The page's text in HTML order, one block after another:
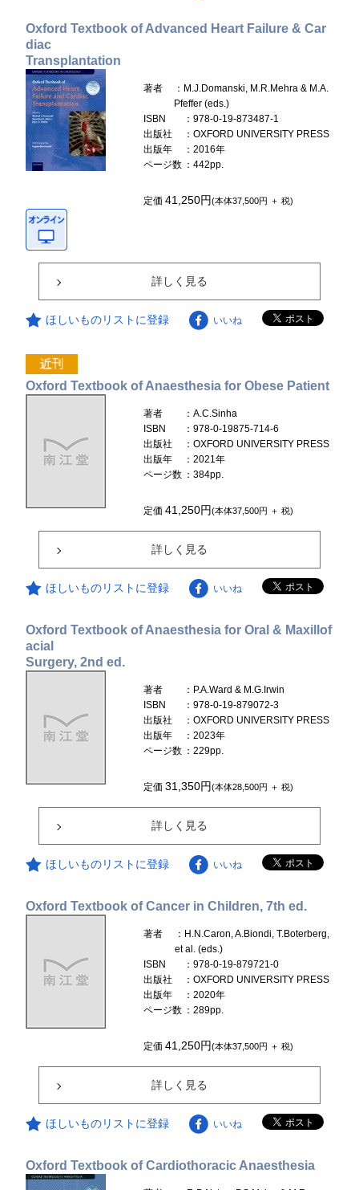
Oxford Textbook of Advanced Heart Failure & Car
diac
Transplantation
著者
：M.J.Domanski, M.R.Mehra & M.A.
Pfeffer (eds.)
ISBN
：978-0-19-873487-1
出版社
：OXFORD UNIVERSITY PRESS
出版年
：2016年
ページ数 ：442pp.
定価41,250円(本体37,500円 ＋ 税)
詳しく見る
ほしいものリストに登録 いいね
Oxford Textbook of Anaesthesia for Obese Patient
著者
：A.C.Sinha
ISBN
：978-0-19875-714-6
出版社
：OXFORD UNIVERSITY PRESS
出版年
：2021年
ページ数 ：384pp.
定価41,250円(本体37,500円 ＋ 税)
詳しく見る
ほしいものリストに登録 いいね
Oxford Textbook of Anaesthesia for Oral & Maxillof
acial
Surgery, 2nd ed.
著者
：P.A.Ward & M.G.Irwin
ISBN
：978-0-19-879072-3
出版社
：OXFORD UNIVERSITY PRESS
出版年
：2023年
ページ数 ：229pp.
定価31,350円(本体28,500円 ＋ 税)
詳しく見る
ほしいものリストに登録 いいね
Oxford Textbook of Cancer in Children, 7th ed.
著者
：H.N.Caron, A.Biondi, T.Boterberg,
et al. (eds.)
ISBN
：978-0-19-879721-0
出版社
：OXFORD UNIVERSITY PRESS
出版年
：2020年
ページ数 ：289pp.
定価41,250円(本体37,500円 ＋ 税)
詳しく見る
ほしいものリストに登録 いいね
Oxford Textbook of Cardiothoracic Anaesthesia